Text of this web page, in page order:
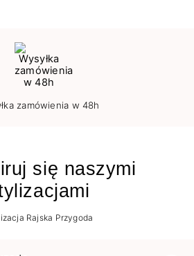
zamówienia w 48h
się naszymi
Rajska Przygoda